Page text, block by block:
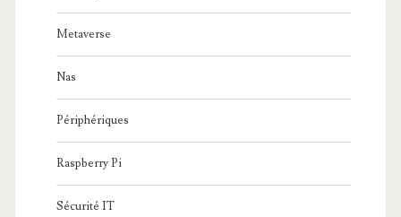
Metaverse
Nas
Périphériques
Raspberry Pi
Sécurité IT